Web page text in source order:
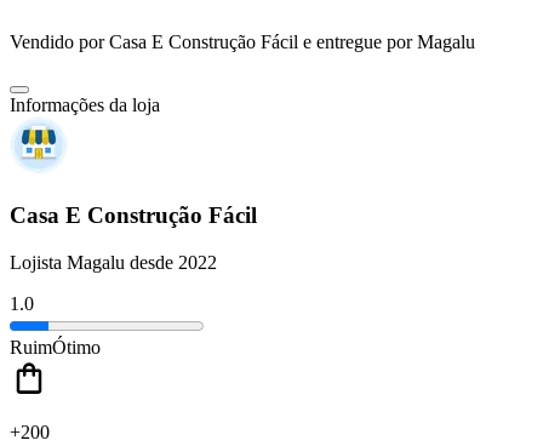
Vendido porCasa E Construção Fácil e entregue por Magalu
Informações da loja
Casa E Construção Fácil
Lojista Magalu desde 2022
1.0
RuimÓtimo
+200